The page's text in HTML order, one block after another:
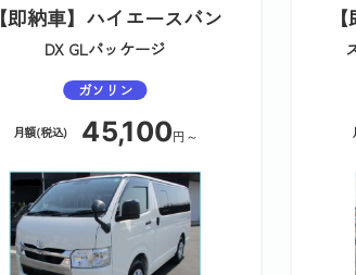
【即納車】ハイエースバン
DX GLパッケージ
ガソリン
月額(税込) 45,100円～